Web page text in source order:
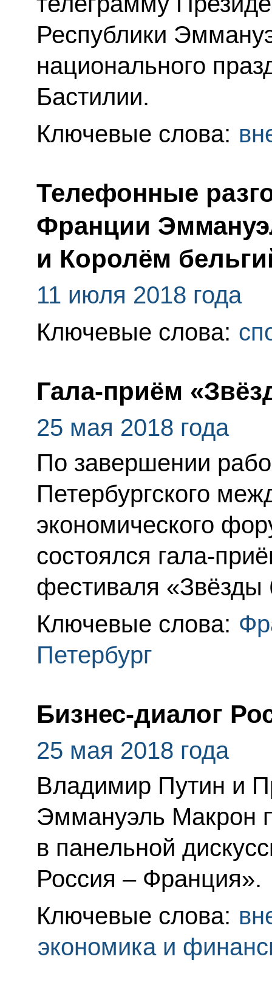
Республики
национального
Бастилии.
Ключевые слова:
Телефонные
Франции
и Королём
11 июля 2018 года
Ключевые слова:
Гала-приём
25 мая 2018 года
По завершении
Петербургского
экономического
состоялся гала-
фестиваля «Звёзды
Ключевые слова:
Петербург
Бизнес-диалог
25 мая 2018 года
Владимир Путин и
Эммануэль Макрон
в панельной
Россия – Франция».
Ключевые слова:
экономика и